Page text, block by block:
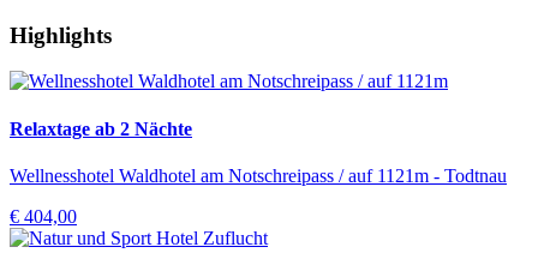
Highlights
Relaxtage ab 2 Nächte
Wellnesshotel Waldhotel am Notschreipass / auf 1121m - Todtnau
€ 404,00